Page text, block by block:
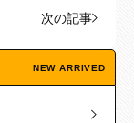
次の記事
NEW ARRIVED